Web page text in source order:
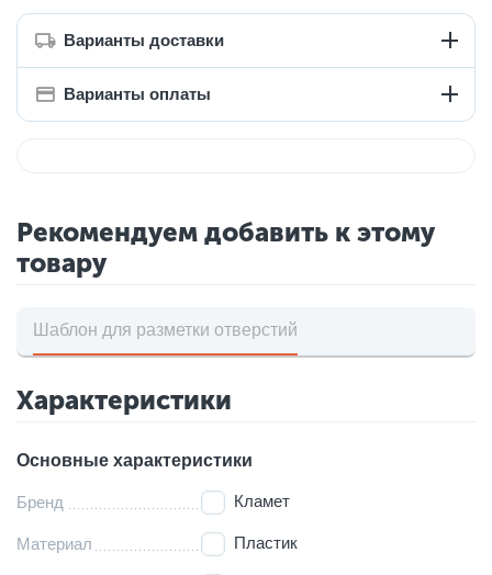
Варианты доставки
Варианты оплаты
Рекомендуем добавить к этому
товару
Шаблон для разметки отверстий
Характеристики
Основные характеристики
Бренд Кламет
Материал Пластик